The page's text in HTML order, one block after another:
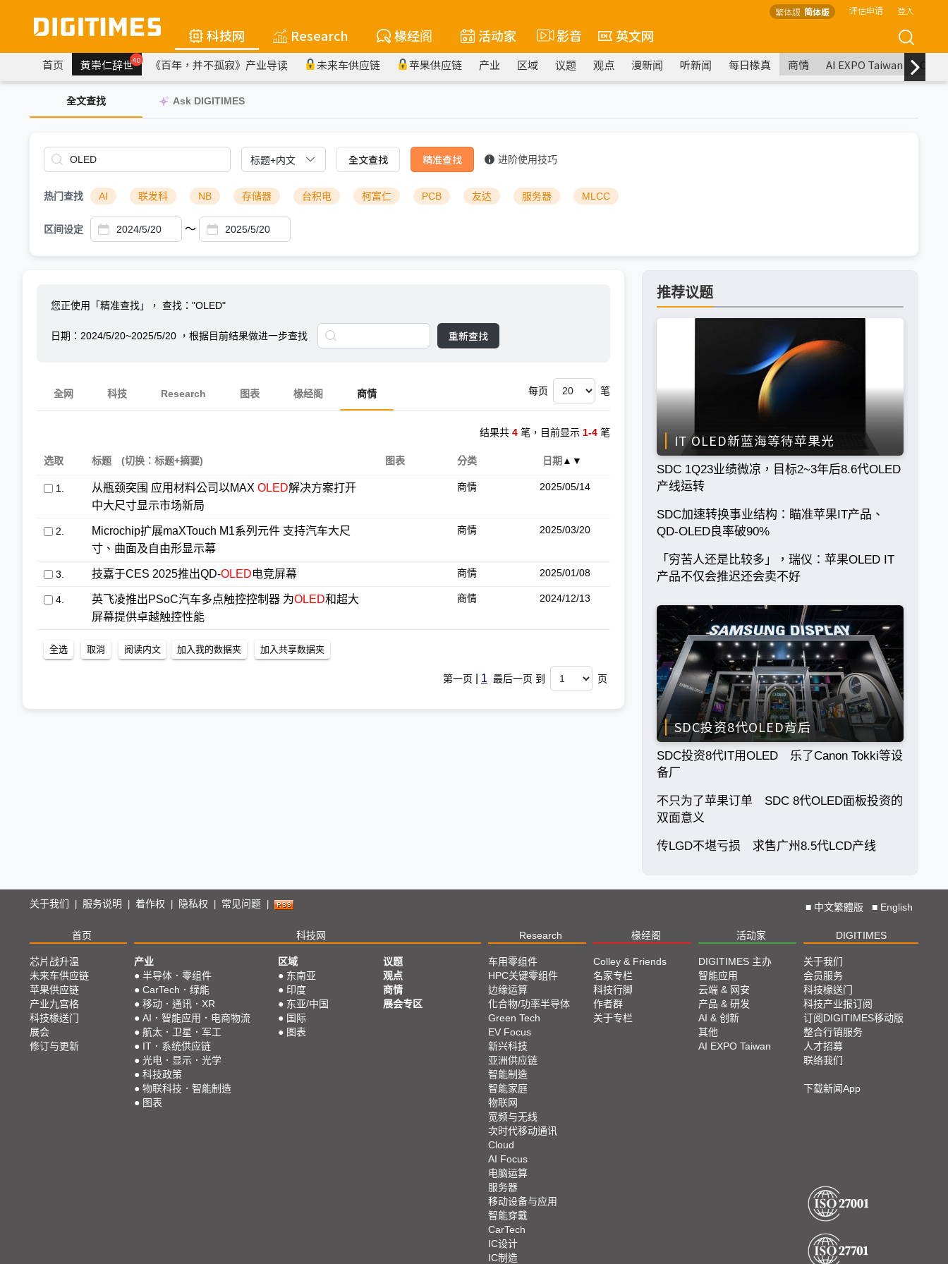
繁体版 简体版 评估申请 登入
科技网 Research 椽经阁 活动家 影音 英文网
首页 黄崇仁辞世40 《百年，并不孤寂》产业导读 未来车供应链 苹果供应链 产业 区域 议题 观点 漫新闻 听新闻 每日椽真 商情 AI EXPO Taiwan
全文查找 Ask DIGITIMES
全文查找 精准查找 进阶使用技巧
热门查找 AI 联发科 NB 存储器 台积电 柯富仁 PCB 友达 服务器 MLCC
区间设定 ～
您正使用「精准查找」， 查找："OLED"
日期： 2024/5/20~2025/5/20 ，根据目前结果做进一步查找 重新查找
全网 科技 Research 图表 椽经阁 商情 每页 笔
结果共 4 笔，目前显示 1-4 笔
选取 标题 (切换：标题+摘要) 图表 分类 日期 ▲ ▼
1. 从瓶颈突围 应用材料公司以MAX OLED解决方案打开
中大尺寸显示市场新局
商情 2025/05/14
2.
Microchip扩展maXTouch M1系列元件 支持汽车大尺
寸、曲面及自由形显示幕
商情 2025/03/20
3. 技嘉于CES 2025推出QD-OLED电竞屏幕 商情 2025/01/08
4. 英飞凌推出PSoC汽车多点触控控制器 为OLED和超大
屏幕提供卓越触控性能
商情 2024/12/13
第一页 1 最后一页 到 页
推荐议题
IT OLED新蓝海等待苹果光
SDC 1Q23业绩微凉，目标2~3年后8.6代OLED
产线运转
SDC加速转换事业结构：瞄准苹果IT产品、
QD-OLED良率破90%
「穷苦人还是比较多」，瑞仪：苹果OLED IT
产品不仅会推迟还会卖不好
SDC投资8代OLED背后
SDC投资8代IT用OLED 乐了Canon Tokki等设
备厂
不只为了苹果订单 SDC 8代OLED面板投资的
双面意义
传LGD不堪亏损 求售广州8.5代LCD产线
关于我们 服务说明 着作权 隐私权 常见问题 ■ 中文繁體版 ■ English
首页 科技网 Research 椽经阁 活动家 DIGITIMES
芯片战升温
未来车供应链
苹果供应链
产业九宫格
科技椽送门
展会
修订与更新
产业
● 半导体．零组件
● CarTech．绿能
● 移动．通讯．XR
● AI．智能应用．电商物流
● 航太．卫星．军工
● IT．系统供应链
● 光电．显示．光学
● 科技政策
● 物联科技．智能制造
● 图表
区域
● 东南亚
● 印度
● 东亚/中国
● 国际
● 图表
议题
观点
商情
展会专区
车用零组件
HPC关键零组件
边缘运算
化合物/功率半导体
Green Tech
EV Focus
新兴科技
亚洲供应链
智能制造
智能家庭
物联网
宽频与无线
次时代移动通讯
Cloud
AI Focus
电脑运算
服务器
移动设备与应用
智能穿戴
CarTech
IC设计
IC制造
Colley & Friends
名家专栏
科技行脚
作者群
关于专栏
DIGITIMES 主办
智能应用
云端 & 网安
产品 & 研发
AI & 创新
其他
AI EXPO Taiwan
关于我们
会员服务
科技椽送门
科技产业报订阅
订阅DIGITIMES移动版
整合行销服务
人才招募
联络我们
下载新闻App